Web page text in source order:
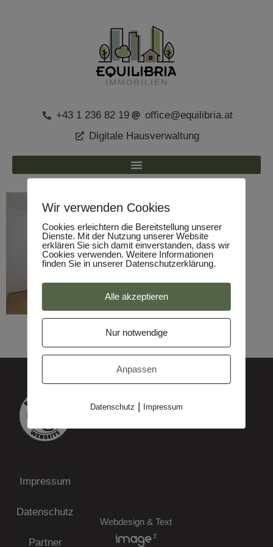
+43 1 236 82 19
office@equilibria.at
Digitale Hausverwaltung
Impressum
Datenschutz
Partner
Webdesign & Text
Wir verwenden Cookies
Cookies erleichtern die Bereitstellung unserer
Dienste. Mit der Nutzung unserer Website
erklären Sie sich damit einverstanden, dass wir
Cookies verwenden. Weitere Informationen
finden Sie in unserer Datenschutzerklärung.
Alle akzeptieren
Nur notwendige
Anpassen
Datenschutz | Impressum